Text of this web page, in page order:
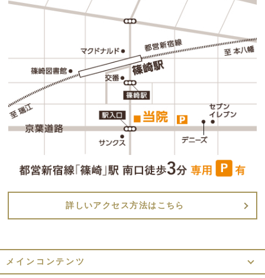
詳しいアクセス方法はこちら
メインコンテンツ